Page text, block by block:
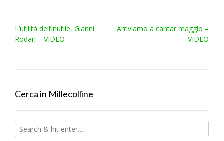
Post
navigation
L’utilità dell’inutile, Gianni
Rodari – VIDEO
Arriviamo a cantar maggio –
VIDEO
Cerca in Millecolline